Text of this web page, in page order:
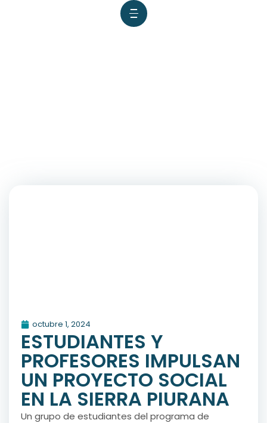
octubre 1, 2024
ESTUDIANTES Y
PROFESORES IMPULSAN
UN PROYECTO SOCIAL
EN LA SIERRA PIURANA
Un grupo de estudiantes del programa de